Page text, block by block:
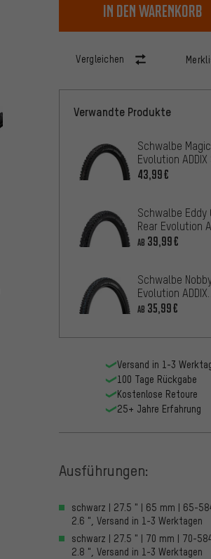
In den Warenkorb
Vergleichen
Verwandte Produkte
Schwalbe
Evolution
Super Trail 27,5+
43,99€
Schwalbe Eddy
Rear Evolution
Soft Super
AB 39,99€
Schwalbe
Evolution ADDIX
SpeedGrip Super
AB 35,99€
Versand in 1-3
100 Tage Rückgabe
Kostenlose Retoure
25+ Jahre Erfahrung
Ausführungen:
schwarz | 27.5 " | 65 mm | 65-
2.6 ", Versand in 1-3 Werktagen
schwarz | 27.5 " | 70 mm | 70-
2.8 ", Versand in 1-3 Werktagen